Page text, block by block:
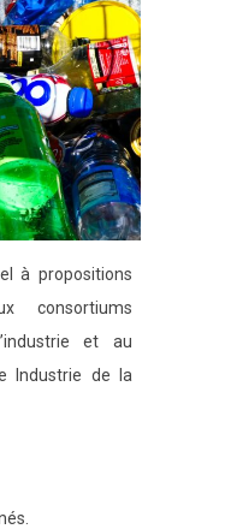
à propositions
consortiums
et au
Industrie de la